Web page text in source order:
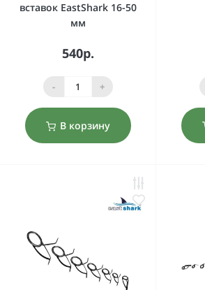
вставок EastShark 16-50
мм
540р.
- +
В корзину